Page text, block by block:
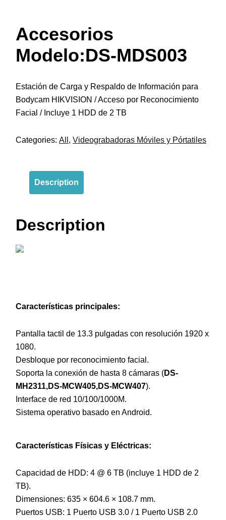
Accesorios
Modelo:DS-MDS003
Estación de Carga y Respaldo de Información para
Bodycam HIKVISION / Acceso por Reconocimiento
Facial / Incluye 1 HDD de 2 TB
Categories: All , Videograbadoras Móviles y Pórtatiles
Description
Description
Características principales:
Pantalla tactil de 13.3 pulgadas con resolución 1920 x
1080.
Desbloque por reconocimiento facial.
Soporta la conexión de hasta 8 cámaras (DS-
MH2311,DS-MCW405,DS-MCW407).
Interface de red 10/100/1000M.
Sistema operativo basado en Android.
Características Físicas y Eléctricas:
Capacidad de HDD: 4 @ 6 TB (incluye 1 HDD de 2
TB).
Dimensiones: 635 × 604.6 × 108.7 mm.
Puertos USB: 1 Puerto USB 3.0 / 1 Puerto USB 2.0